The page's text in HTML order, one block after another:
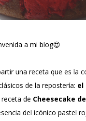
a mi blog😍
una receta que es la
de la repostería: el
de Cheesecake
del icónico pastel